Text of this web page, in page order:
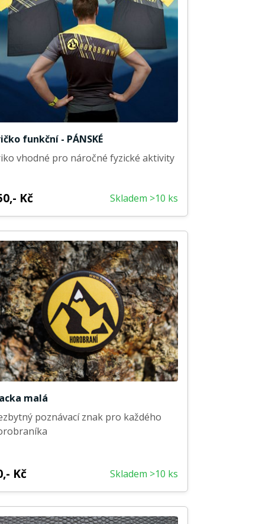
funkční - PÁNSKÉ
vhodné pro náročné fyzické aktivity
Kč Skladem >10 ks
malá
poznávací znak pro každého
Kč Skladem >10 ks